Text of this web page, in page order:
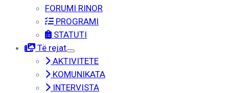
FORUMI RINOR
PROGRAMI
STATUTI
Të rejat
AKTIVITETE
KOMUNIKATA
INTERVISTA